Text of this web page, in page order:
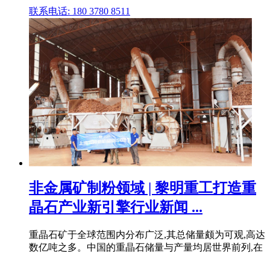
联系电话: 180 3780 8511
非金属矿制粉领域 | 黎明重工打造重
晶石产业新引擎行业新闻 ...
重晶石矿于全球范围内分布广泛,其总储量颇为可观,高达
数亿吨之多。中国的重晶石储量与产量均居世界前列,在